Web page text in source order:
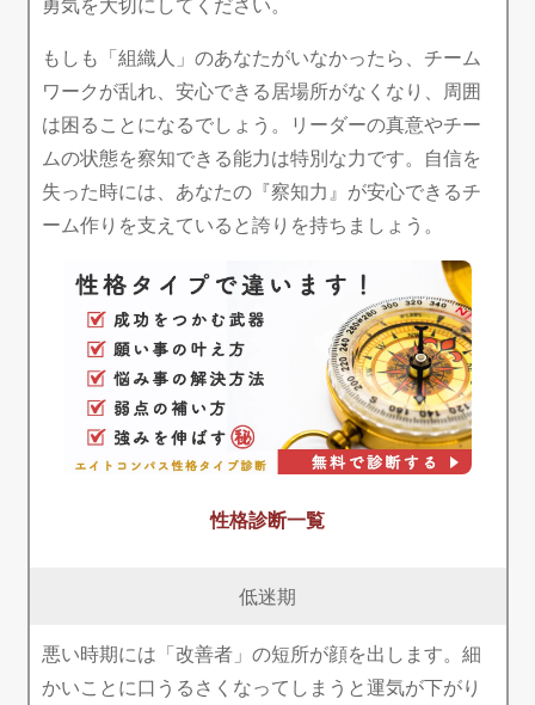
もしも「組織人」のあなたがいなかったら、チーム
ワークが乱れ、安心できる居場所がなくなり、周囲
は困ることになるでしょう。リーダーの真意やチー
ムの状態を察知できる能力は特別な力です。自信を
失った時には、あなたの『察知力』が安心できるチ
ーム作りを支えていると誇りを持ちましょう。
性格診断一覧
低迷期
悪い時期には「改善者」の短所が顔を出します。細
かいことに口うるさくなってしまうと運気が下がり